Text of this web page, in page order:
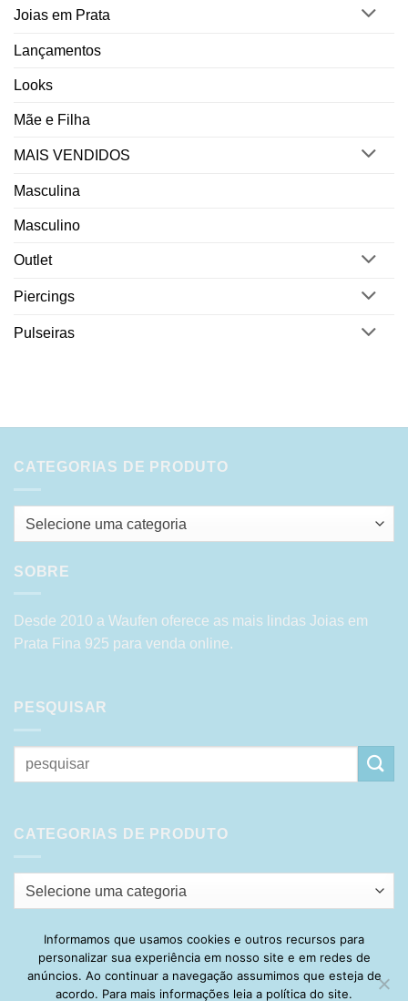
Joias em Prata
Lançamentos
Looks
Mãe e Filha
MAIS VENDIDOS
Masculina
Masculino
Outlet
Piercings
Pulseiras
CATEGORIAS DE PRODUTO
Selecione uma categoria
SOBRE
Desde 2010 a Waufen oferece as mais lindas Joias em
Prata Fina 925 para venda online.
PESQUISAR
Pesquisar
por:
CATEGORIAS DE PRODUTO
Selecione uma categoria
Visa PayPal Stripe MasterCard
Cash
On
HOME SOBRE POLÍTICA DE PRIVACIDADE ENTREGA
Informamos que usamos cookies e outros recursos para
personalizar sua experiência em nosso site e em redes de
anúncios. Ao continuar a navegação assumimos que esteja de
acordo. Para mais informações leia a política do site.